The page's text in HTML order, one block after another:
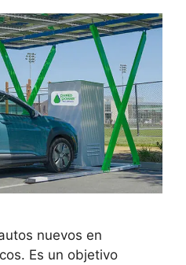
nuevos en
Es un objetivo